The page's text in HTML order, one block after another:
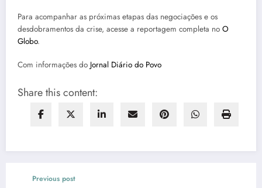
Para acompanhar as próximas etapas das negociações e os
desdobramentos da crise, acesse a reportagem completa no O
Globo.
Com informações do Jornal Diário do Povo
Share this content:
Previous post